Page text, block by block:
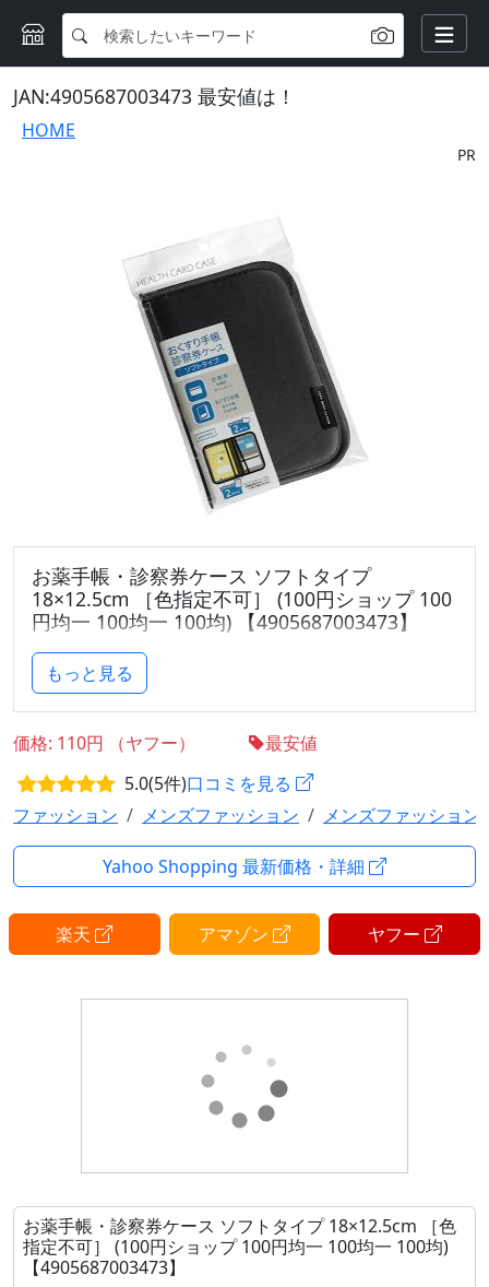
JAN:4905687003473 最安値は！
HOME
PR
お薬手帳・診察券ケース ソフトタイプ
18×12.5cm ［色指定不可］ (100円ショップ 100
円均一 100均一 100均) 【4905687003473】
お薬手帳ケースです。
お薬手帳や診察券が収納できるケースです。
厚みのあるソフトタイプです。
フリーサイズ・カードサイズがそれぞれ2ポケット付
病院に必要なものがひとつにまとめられて便利です。
※縫製品の為サイズが異なります
●サイズ(約)・閉じた状態:180×125mm
●材質・本体:ポリエステル、ポリウレタンフォーム
ポケット、ネーム:ポリエチレン、EVA樹脂
ース 病院
●キーワード・おくすりてちょう しんさつけん しゅ
うのう けーす ぽーち 100均 100円均一
●品名・おくすり手帳 診察券ケース ソフトタイプ
もっと見る
価格: 110円 （ヤフー）
最安値
5.0(5件)口コミを見る
ファッション
メンズファッション メンズファッション
Yahoo Shopping 最新価格・詳細
楽天 アマゾン ヤフー
お薬手帳・診察券ケース ソフトタイプ 18×12.5cm ［色
指定不可］ (100円ショップ 100円均一 100均一 100均)
【4905687003473】